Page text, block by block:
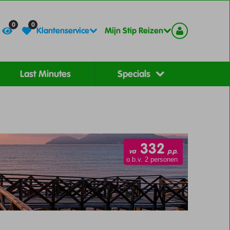
0 0
Klantenservice Mijn Stip Reizen
Last Minutes Specials
va 332 p.p.
o.b.v. 2 personen